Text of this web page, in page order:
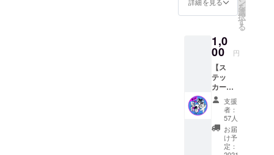
可能で
す。 も
ん、お
気持ち
で構い
ませ
ん。
詳細を見る を
選
択
す
る
1,0
00 円
【ス
テッ
カー】
DON
KARNA
/Shohei
デザイ
ン、
支援
者：
57人
お届
け予
定：